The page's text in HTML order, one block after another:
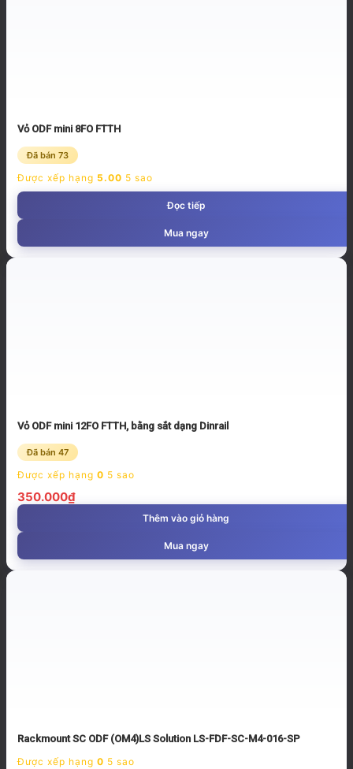
Vỏ ODF mini 8FO FTTH
Đã bán 73
Được xếp hạng 5.00 5 sao
Đọc tiếp
Mua ngay
Vỏ ODF mini 12FO FTTH, bằng sắt dạng Dinrail
Đã bán 47
Được xếp hạng 0 5 sao
350.000₫
Thêm vào giỏ hàng
Mua ngay
Rackmount SC ODF (OM4)LS Solution LS-FDF-SC-M4-016-SP
Được xếp hạng 0 5 sao